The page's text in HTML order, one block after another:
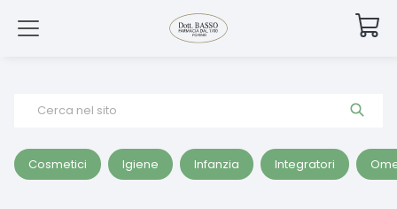
Cerca nel sito
Cosmetici Igiene Infanzia Integratori